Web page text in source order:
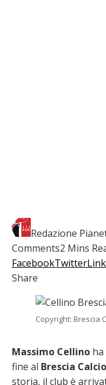
Redazione
Comments2 Mins
FacebookTwitter
Share
Copyright: Brescia
Massimo Cellino
fine al Brescia Calcio
storia, il club è